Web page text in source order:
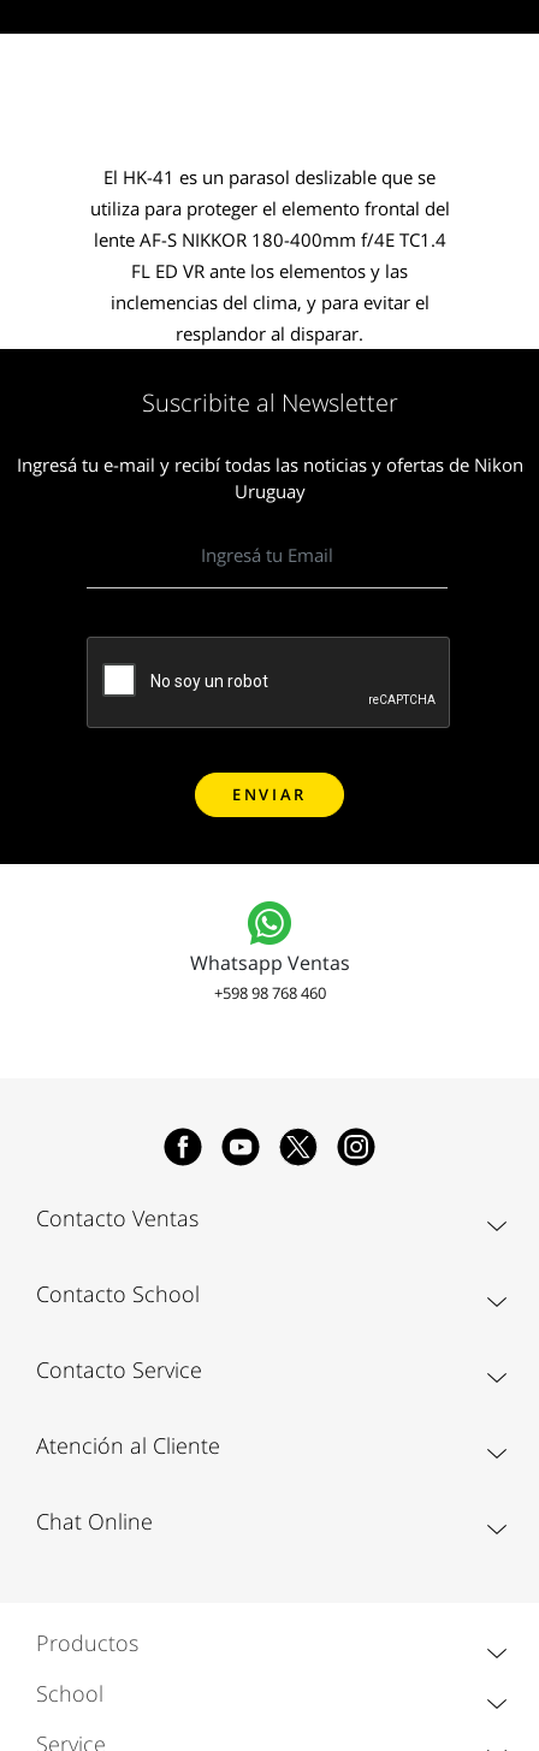
El HK-41 es un parasol deslizable que se
utiliza para proteger el elemento frontal del
lente AF-S NIKKOR 180-400mm f/4E TC1.4
FL ED VR ante los elementos y las
inclemencias del clima, y para evitar el
resplandor al disparar.
Suscribite al Newsletter
Ingresá tu e-mail y recibí todas las noticias y ofertas de Nikon
Uruguay
Whatsapp Ventas
+598 98 768 460
Contacto Ventas
Contacto School
Contacto Service
Atención al Cliente
Chat Online
Productos
School
Service